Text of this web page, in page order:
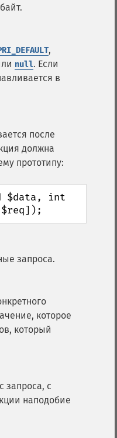
,
null. Если
в
после
должна
прототипу:
$data, int
запроса.
которое
который
запроса, с
наподобие